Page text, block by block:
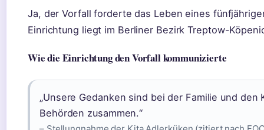
Ja, der Vorfall forderte das Leben eines
Einrichtung liegt im Berliner Bezirk Treptow-
Wie die Einrichtung den Vorfall kommunizierte
„Unsere Gedanken sind bei der Familie und
Behörden zusammen.“